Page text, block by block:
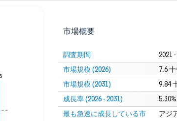
市場概要
調査期間 2021
市場規模 (2026) 7.6
市場規模 (2031) 9.84
成長率 (2026 - 2031)
最も急速に成長している市
アジ